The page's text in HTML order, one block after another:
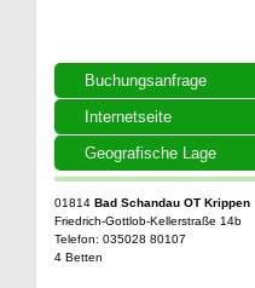
Buchungsanfrage
Internetseite
Geografische Lage
01814 Bad Schandau OT Krippen
Friedrich-Gottlob-Kellerstraße 14b
Telefon: 035028 80107
4 Betten